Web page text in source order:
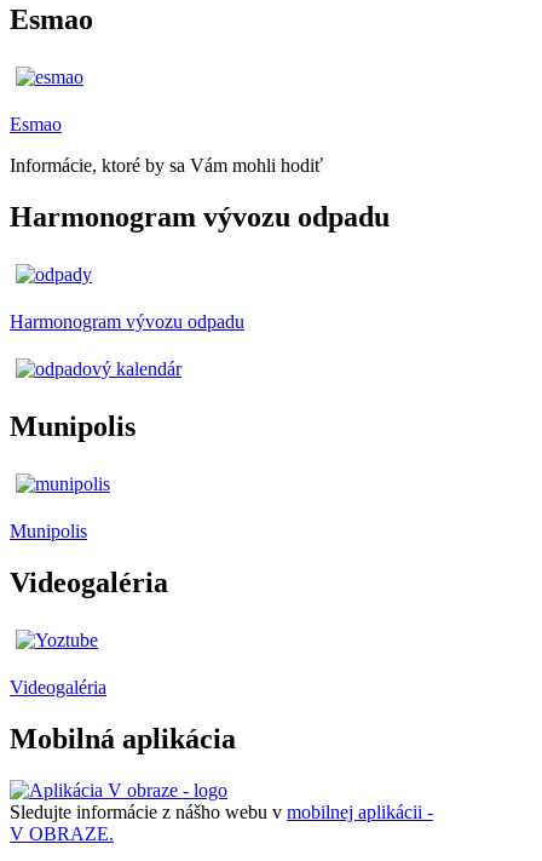
Esmao
Esmao
Informácie, ktoré by sa Vám mohli hodiť
Harmonogram vývozu odpadu
Harmonogram vývozu odpadu
Munipolis
Munipolis
Videogaléria
Videogaléria
Mobilná aplikácia
Sledujte informácie z nášho webu v mobilnej aplikácii -
V OBRAZE.